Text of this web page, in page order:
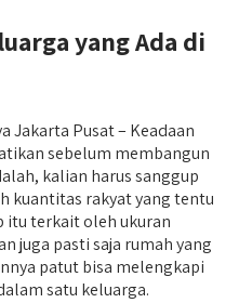
yang Ada di
Jakarta Pusat – Keadaan
sebelum membangun
kalian harus sanggup
kuantitas rakyat yang tentu
itu terkait oleh ukuran
juga pasti saja rumah yang
patut bisa melengkapi
satu keluarga.